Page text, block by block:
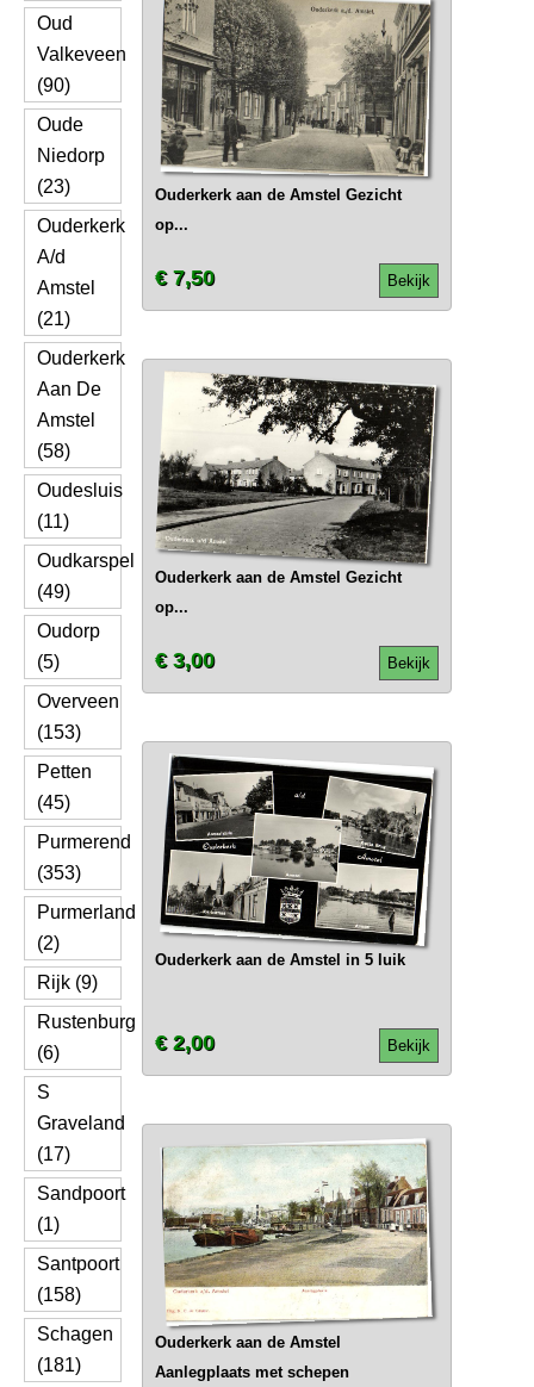
Oud
Valkeveen
(90)
Oude
Niedorp
(23)
Ouderkerk
A/d
Amstel
(21)
Ouderkerk
Aan De
Amstel
(58)
Oudesluis
(11)
Oudkarspel
(49)
Oudorp
(5)
Overveen
(153)
Petten
(45)
Purmerend
(353)
Purmerland
(2)
Rijk (9)
Rustenburg
(6)
S
Graveland
(17)
Sandpoort
(1)
Santpoort
(158)
Schagen
(181)
Ouderkerk aan de Amstel Gezicht
op...
Bekijk
€ 7,50
Ouderkerk aan de Amstel Gezicht
op...
Bekijk
€ 3,00
Ouderkerk aan de Amstel in 5 luik
Bekijk
€ 2,00
Ouderkerk aan de Amstel
Aanlegplaats met schepen